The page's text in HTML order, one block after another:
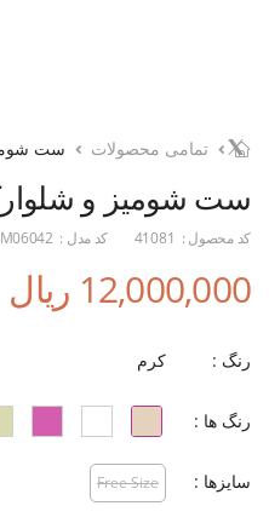
تمامی محصولات ست
ست شومیز و
کد محصول : 41081 کد مدل :
12,000,000 ریال
رنگ : کرم
رنگ ها :
سایزها : Free Size